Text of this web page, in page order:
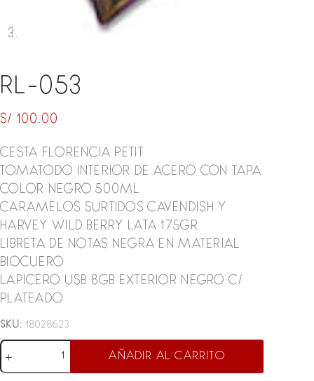
RL-053
S/ 100.00
CESTA FLORENCIA PETIT
TOMATODO INTERIOR DE ACERO CON TAPA
COLOR NEGRO 500ML
CARAMELOS SURTIDOS CAVENDISH Y
HARVEY WILD BERRY LATA 175GR
LIBRETA DE NOTAS NEGRA EN MATERIAL
BIOCUERO
LAPICERO USB 8GB EXTERIOR NEGRO C/
PLATEADO
SKU:18028623
RL-
AÑADIR AL CARRITO